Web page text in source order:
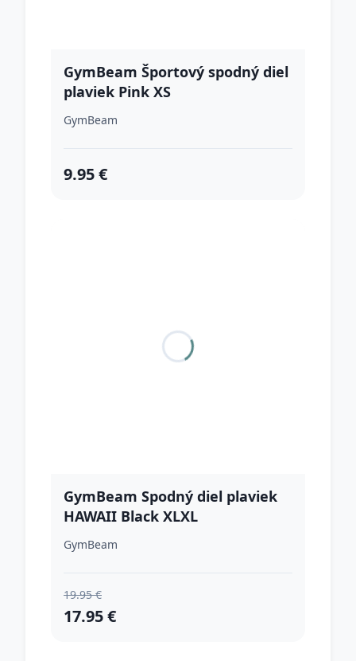
GymBeam Športový spodný diel
plaviek Pink XS
GymBeam
9.95 €
GymBeam Spodný diel plaviek
HAWAII Black XLXL
GymBeam
19.95 €
17.95 €